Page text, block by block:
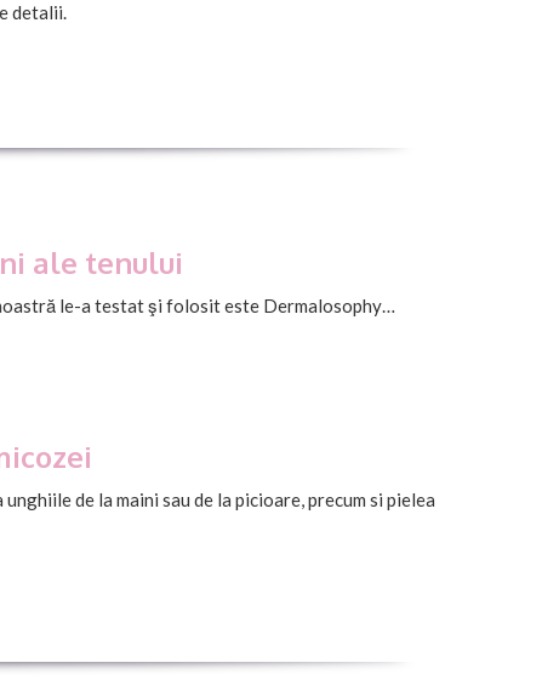
detalii.
ale tenului
le-a testat şi folosit este Dermalosophy…
de la maini sau de la picioare, precum si pielea